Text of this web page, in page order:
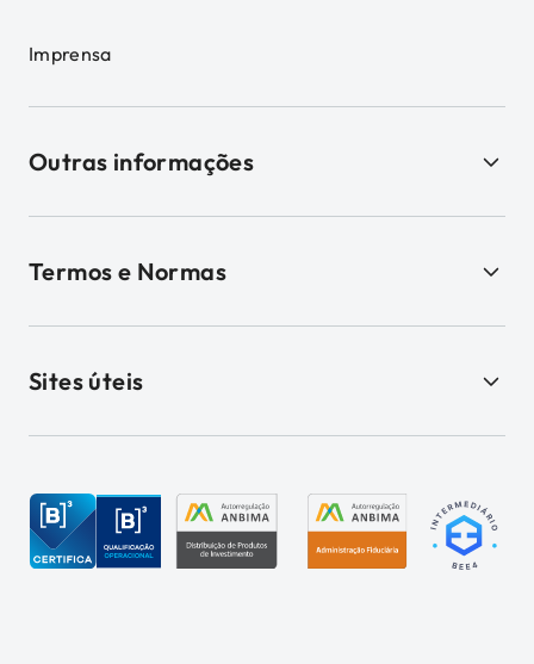
Imprensa
Outras informações
Termos e Normas
Sites úteis